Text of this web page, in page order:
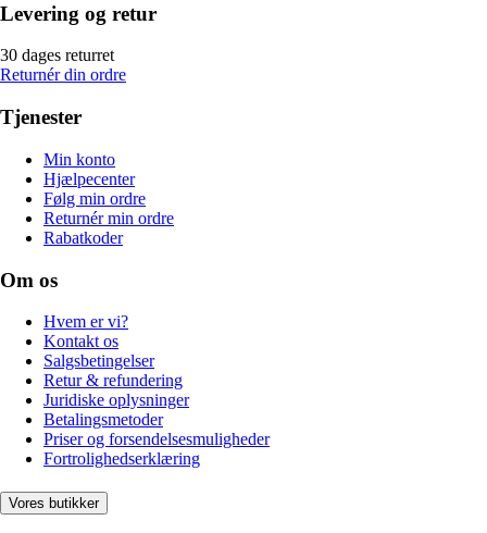
Levering og retur
30 dages returret
Returnér din ordre
Tjenester
Min konto
Hjælpecenter
Følg min ordre
Returnér min ordre
Rabatkoder
Om os
Hvem er vi?
Kontakt os
Salgsbetingelser
Retur & refundering
Juridiske oplysninger
Betalingsmetoder
Priser og forsendelsesmuligheder
Fortrolighedserklæring
Vores butikker